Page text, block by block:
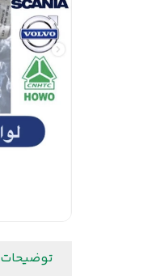
توضیحات